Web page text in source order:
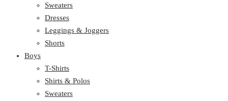
Sweaters
Dresses
Leggings & Joggers
Shorts
Boys
T-Shirts
Shirts & Polos
Sweaters